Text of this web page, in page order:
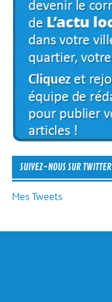
SUIVEZ-NOUS SUR TWITTER
Mes Tweets